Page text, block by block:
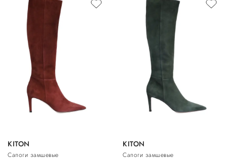
KITON
Сапоги замшевые
KITON
Сапоги замшевые